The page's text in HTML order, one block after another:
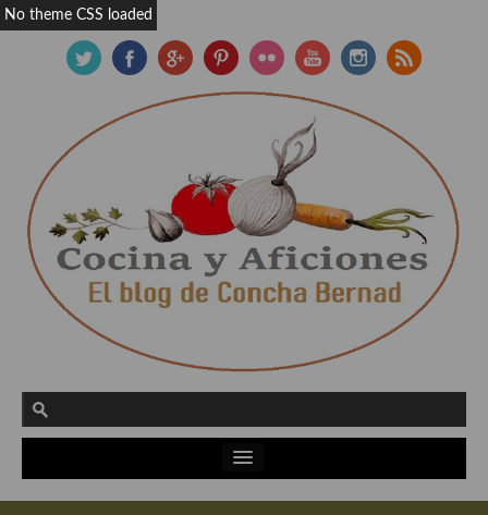
Actualidad y recomendaciones
No theme CSS loaded